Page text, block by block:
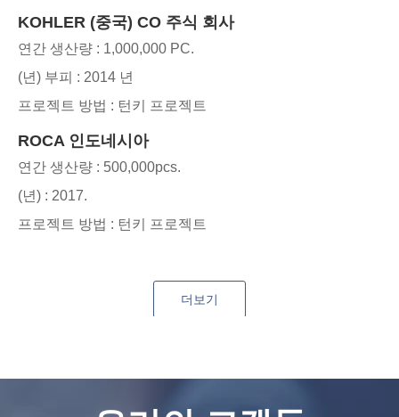
KOHLER (중국) CO 주식 회사
연간 생산량 : 1,000,000 PC.
(년) 부피 : 2014 년
프로젝트 방법 : 턴키 프로젝트
ROCA 인도네시아
연간 생산량 : 500,000pcs.
(년) : 2017.
프로젝트 방법 : 턴키 프로젝트
더보기